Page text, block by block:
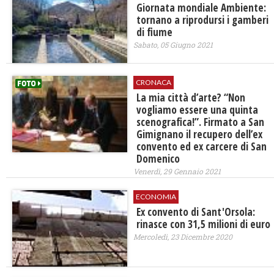
Giornata mondiale Ambiente:
tornano a riprodursi i gamberi
di fiume
Sabato, 05 Giugno 2021
CRONACA
La mia città d’arte? “Non
vogliamo essere una quinta
scenografica!”. Firmato a San
Gimignano il recupero dell’ex
convento ed ex carcere di San
Domenico
Venerdì, 29 Gennaio 2021
ECONOMIA
Ex convento di Sant'Orsola:
rinasce con 31,5 milioni di euro
Mercoledì, 23 Dicembre 2020